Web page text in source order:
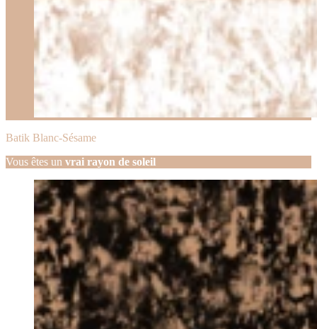
Batik Blanc-Sésame
Vous êtes un vrai rayon de soleil